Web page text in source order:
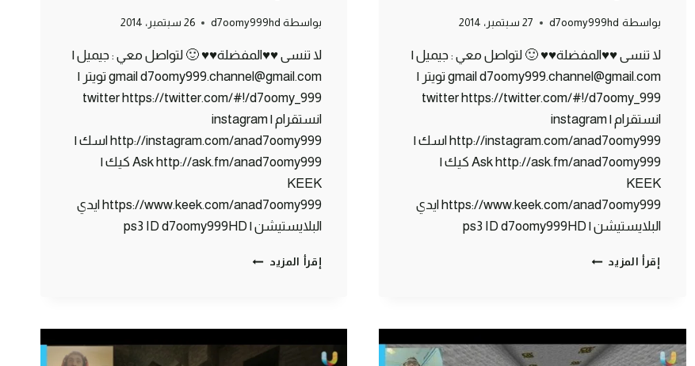
بواسطة d7oomy999hd 27 سبتمبر، 2014
لا تنسى ♥♥المفضلة♥♥ 🙂 لتواصل معي : جيميل |
gmail d7oomy999.channel@gmail.com تويتر |
twitter https://twitter.com/#!/d7oomy_999
انستقرام | instagram
http://instagram.com/anad7oomy999 اسك |
Ask http://ask.fm/anad7oomy999 كيك |
KEEK
https://www.keek.com/anad7oomy999 ايدي
البلايستيشن | ps3 ID d7oomy999HD
إقرأ المزيد ماين
#80
|
بواسطة d7oomy999hd 26 سبتمبر، 2014
لا تنسى ♥♥المفضلة♥♥ 🙂 لتواصل معي : جيميل |
gmail d7oomy999.channel@gmail.com تويتر |
twitter https://twitter.com/#!/d7oomy_999
انستقرام | instagram
http://instagram.com/anad7oomy999 اسك |
Ask http://ask.fm/anad7oomy999 كيك |
KEEK
https://www.keek.com/anad7oomy999 ايدي
البلايستيشن | ps3 ID d7oomy999HD
إقرأ المزيد ماين
79#